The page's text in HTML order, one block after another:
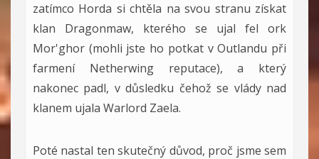
zatímco Horda si chtěla na svou stranu získat
klan Dragonmaw, kterého se ujal fel ork
Mor'ghor (mohli jste ho potkat v Outlandu při
farmení Netherwing reputace), a který
nakonec padl, v důsledku čehož se vlády nad
klanem ujala Warlord Zaela.
Poté nastal ten skutečný důvod, proč jsme sem